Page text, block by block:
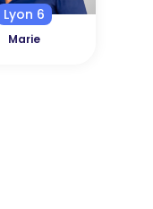
Lyon 6
Marie